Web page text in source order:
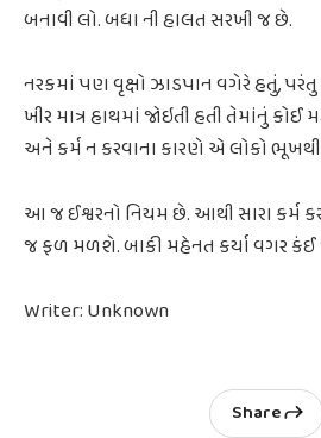
બનાવી લો. બધા ની હાલત સરખી જ છે.
નરકમાં પણ વૃક્ષો ઝાડપાન વગેરે હતું,
ખીર માત્ર હાથમાં જોઇતી હતી તેમાંનું
અને કર્મ ન કરવાના કારણે એ લોકો
આ જ ઈશ્વરનો નિયમ છે. આથી સારા કર્મ
જ ફળ મળશે. બાકી મહેનત કર્યા વગર
Writer: Unknown
Share